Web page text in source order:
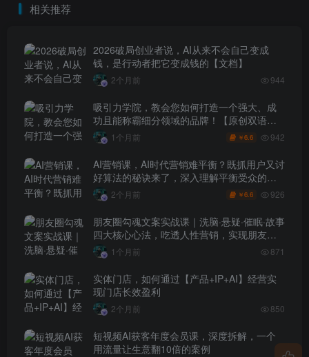
相关推荐
2026破局创业者说，AI从来不会自己变成
钱，是行动者把它变成钱的【文档】
2个月前 944
吸引力学院，教会您如何打造一个强大、成
功且能称霸细分领域的品牌！【原创双语字
幕】 1个月前 ￥6.6 942
AI营销课，AI时代营销难平衡？既抓用户又讨
好算法的秘诀来了，深入理解平衡受众的需
求【原创双语字幕】
2个月前 ￥6.6 926
朋友圈勾魂文案实战课｜洗脑·悬疑·催眠·故事
四大核心心法，吃透人性营销，实现朋友圈
不销而售被动成交
1个月前 871
实体门店，如何通过【产品+IP+AI】经营实
现门店长效盈利
2个月前 850
短视频AI获客年度会员课，深度拆解，一个
用流量让生意翻10倍的案例